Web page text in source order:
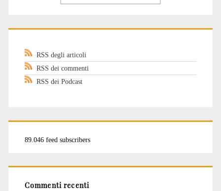
RSS degli articoli
RSS dei commenti
RSS dei Podcast
89.046 feed subscribers
Commenti recenti